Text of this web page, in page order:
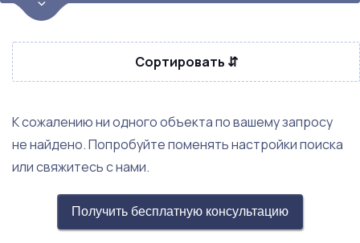
от:
до:
Прибыль
Метро
Сортировать ⇵
К сожалению ни одного объекта по вашему запросу
не найдено. Попробуйте поменять настройки поиска
или свяжитесь с нами.
Получить бесплатную консультацию